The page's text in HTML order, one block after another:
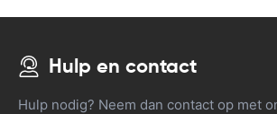
Hulp en contact
Hulp nodig? Neem dan contact op met